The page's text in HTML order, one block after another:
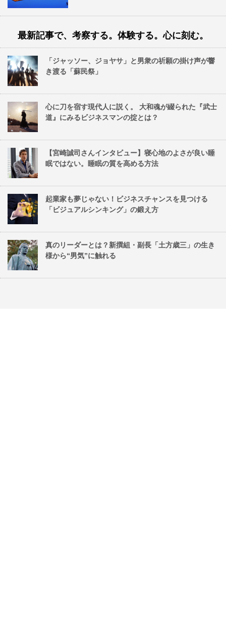
最新記事で、考察する。体験する。心に刻む。
「ジャッソー、ジョヤサ」と男衆の祈願の掛け声が響
き渡る「蘇民祭」
心に刀を宿す現代人に説く。 大和魂が綴られた『武士
道』にみるビジネスマンの掟とは？
【宮崎誠司さんインタビュー】寝心地のよさが良い睡
眠ではない。睡眠の質を高める方法
起業家も夢じゃない！ビジネスチャンスを見つける
「ビジュアルシンキング」の鍛え方
真のリーダーとは？新撰組・副長「土方歳三」の生き
様から“男気”に触れる